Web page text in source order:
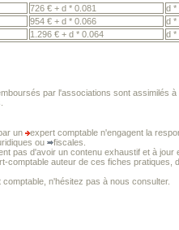
726 € + d * 0.081 d *
954 € + d * 0.066 d *
1.296 € + d * 0.064 d *
par l'associations sont assimilés
un expert comptable n'engagent la
ou
fiscales.
pas d'avoir un contenu exhaustif et à jour
comptable auteur de ces fiches pratiques,
comptable, n'hésitez pas à nous consulter.